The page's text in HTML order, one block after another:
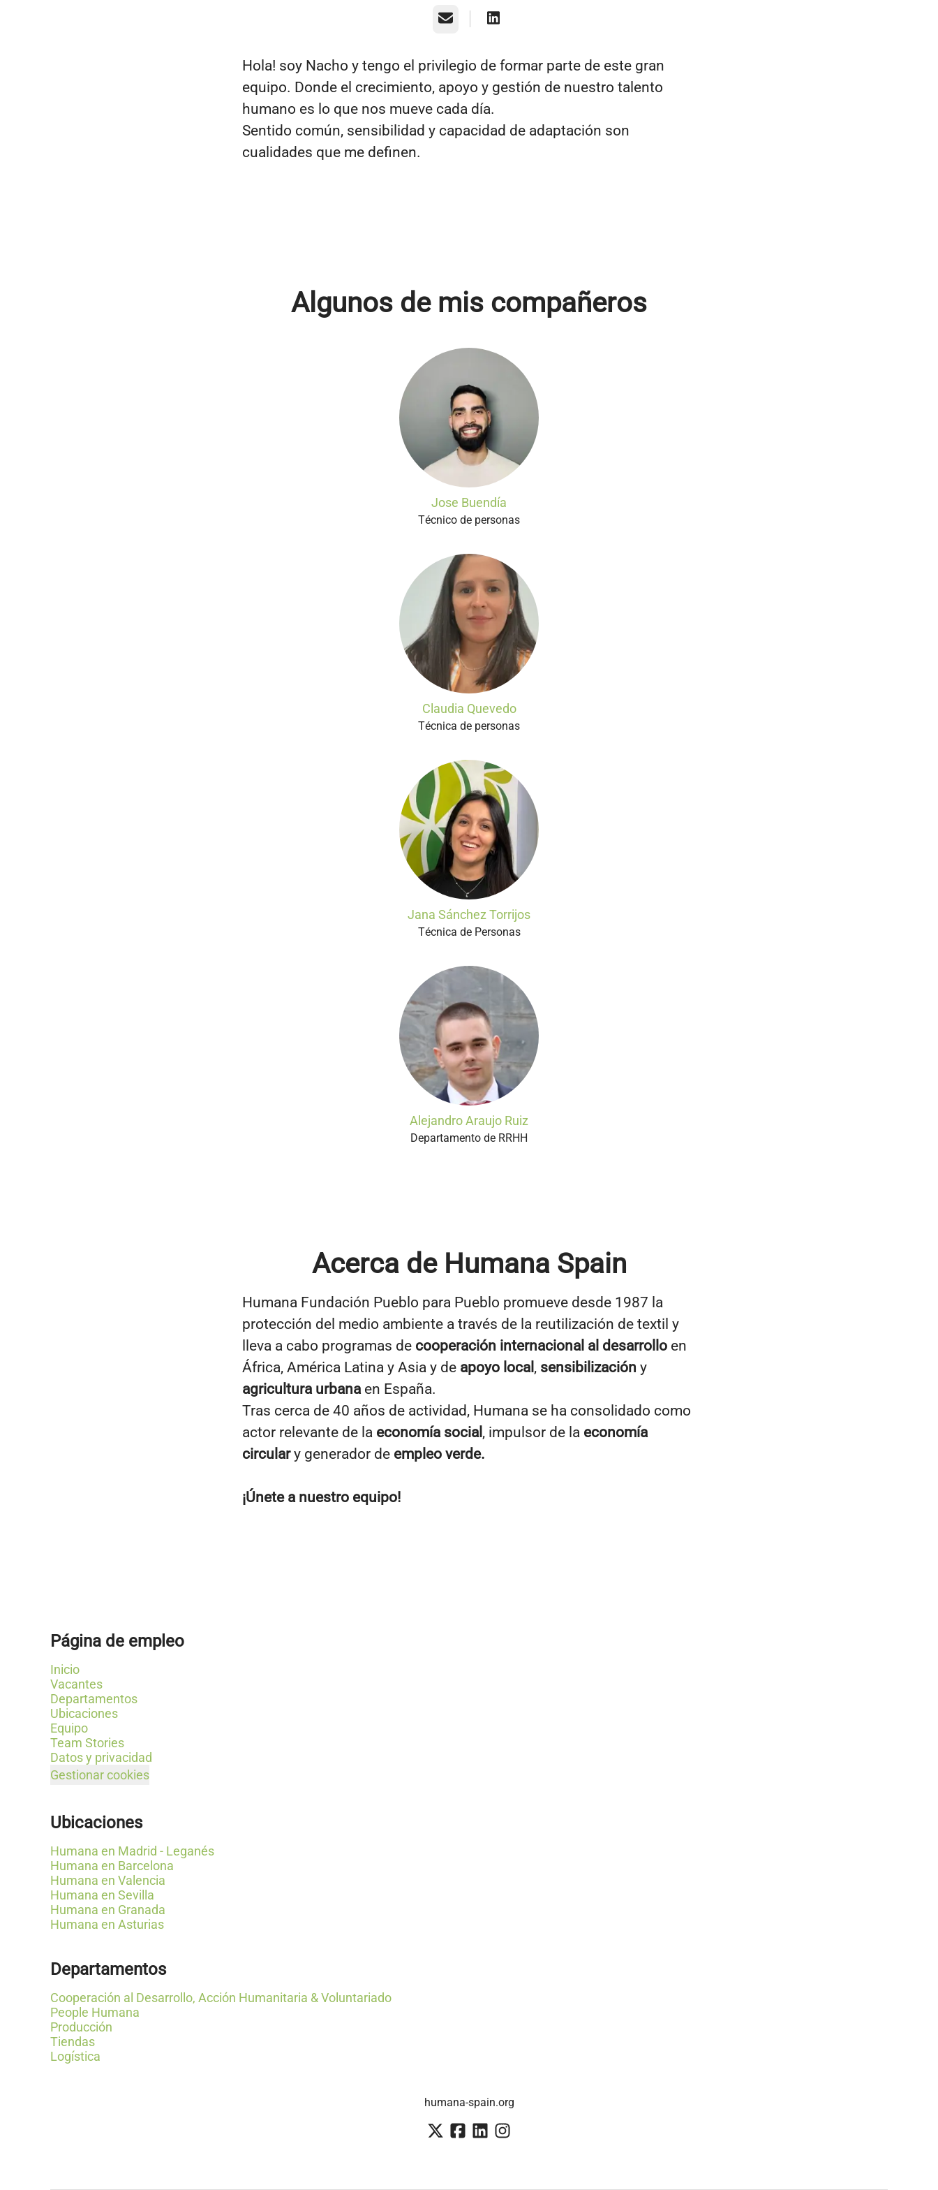
Correo electrónico
Hola! soy Nacho y tengo el privilegio de formar parte de este gran
equipo. Donde el crecimiento, apoyo y gestión de nuestro talento
humano es lo que nos mueve cada día.
Sentido común, sensibilidad y capacidad de adaptación son
cualidades que me definen.
Algunos de mis compañeros
Jose Buendía
Técnico de personas
Claudia Quevedo
Técnica de personas
Jana Sánchez Torrijos
Técnica de Personas
Alejandro Araujo Ruiz
Departamento de RRHH
Acerca de Humana Spain
Humana Fundación Pueblo para Pueblo promueve desde 1987 la
protección del medio ambiente a través de la reutilización de textil y
lleva a cabo programas de cooperación internacional al desarrollo en
África, América Latina y Asia y de apoyo local , sensibilización y
agricultura urbana en España.
Tras cerca de 40 años de actividad, Humana se ha consolidado como
actor relevante de la economía social , impulsor de la economía
circulary generador de empleo verde.
¡Únete a nuestro equipo!
Página de empleo
Inicio
Vacantes
Departamentos
Ubicaciones
Equipo
Team Stories
Datos y privacidad
Gestionar cookies
Ubicaciones
Humana en Madrid - Leganés
Humana en Barcelona
Humana en Valencia
Humana en Sevilla
Humana en Granada
Humana en Asturias
Departamentos
Cooperación al Desarrollo, Acción Humanitaria & Voluntariado
People Humana
Producción
Tiendas
Logística
humana-spain.org